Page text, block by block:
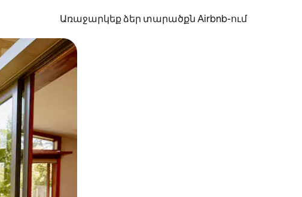
Առաջարկեք ձեր տարածքն Airbnb-ում